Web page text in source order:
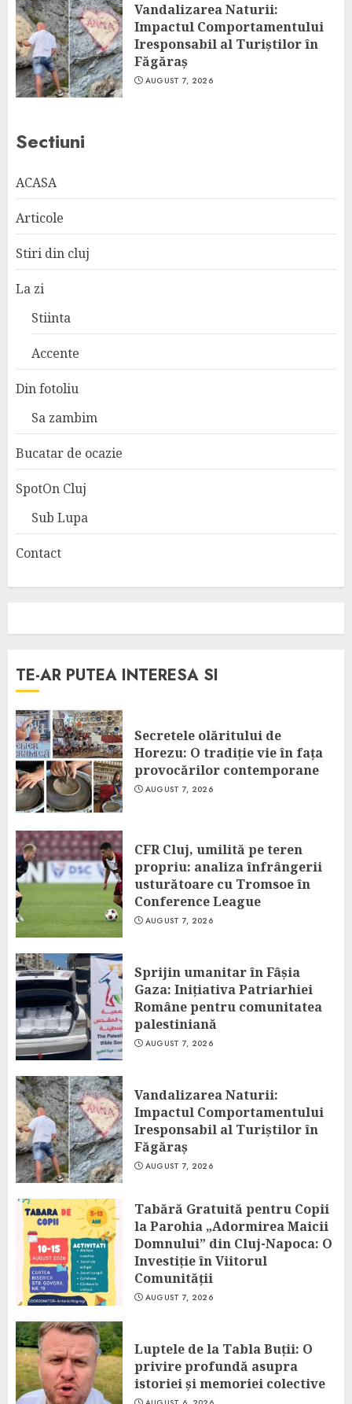
Vandalizarea Naturii:
Impactul Comportamentului
Iresponsabil al Turiștilor în
Făgăraș
AUGUST 7, 2026
Sectiuni
ACASA
Articole
Stiri din cluj
La zi
Stiinta
Accente
Din fotoliu
Sa zambim
Bucatar de ocazie
SpotOn Cluj
Sub Lupa
Contact
TE-AR PUTEA INTERESA SI
Secretele olăritului de
Horezu: O tradiție vie în fața
provocărilor contemporane
AUGUST 7, 2026
CFR Cluj, umilită pe teren
propriu: analiza înfrângerii
usturătoare cu Tromsoe în
Conference League
AUGUST 7, 2026
Sprijin umanitar în Fâșia
Gaza: Inițiativa Patriarhiei
Române pentru comunitatea
palestiniană
AUGUST 7, 2026
Vandalizarea Naturii:
Impactul Comportamentului
Iresponsabil al Turiștilor în
Făgăraș
AUGUST 7, 2026
Tabără Gratuită pentru Copii
la Parohia „Adormirea Maicii
Domnului” din Cluj-Napoca: O
Investiție în Viitorul
Comunității
AUGUST 7, 2026
Luptele de la Tabla Buții: O
privire profundă asupra
istoriei și memoriei colective